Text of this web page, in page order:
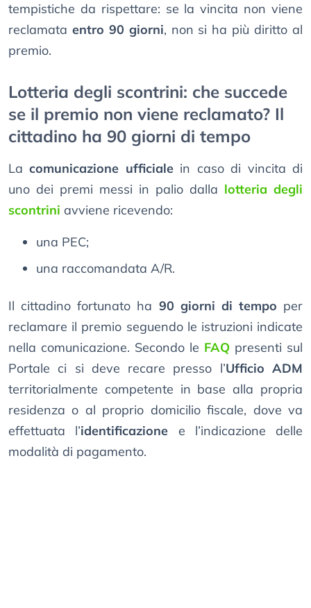
tempistiche da rispettare: se la vincita non viene
reclamata entro 90 giorni, non si ha più diritto al
premio.
Lotteria degli scontrini: che succede
se il premio non viene reclamato? Il
cittadino ha 90 giorni di tempo
Lacomunicazione ufficialein caso di vincita di
uno dei premi messi in palio dalla lotteria degli
scontrini avviene ricevendo:
una PEC;
una raccomandata A/R.
Il cittadino fortunato ha 90 giorni di tempo per
reclamare il premio seguendo le istruzioni indicate
nella comunicazione. Secondo le FAQ presenti sul
Portale ci si deve recare presso l’Ufficio ADM
territorialmente competente in base alla propria
residenza o al proprio domicilio fiscale, dove va
effettuata l’identificazione e l’indicazione delle
modalità di pagamento.